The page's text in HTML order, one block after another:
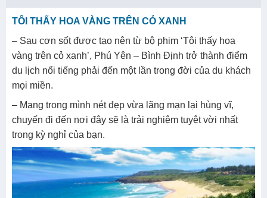
TÔI THẤY HOA VÀNG TRÊN CỎ XANH
– Sau cơn sốt được tạo nên từ bộ phim ‘Tôi thấy hoa
vàng trên cỏ xanh’, Phú Yên – Bình Định trở thành điểm
du lịch nổi tiếng phải đến một lần trong đời của du khách
mọi miền.
– Mang trong mình nét đẹp vừa lãng mạn lại hùng vĩ,
chuyến đi đến nơi đây sẽ là trải nghiệm tuyệt vời nhất
trong kỳ nghỉ của bạn.